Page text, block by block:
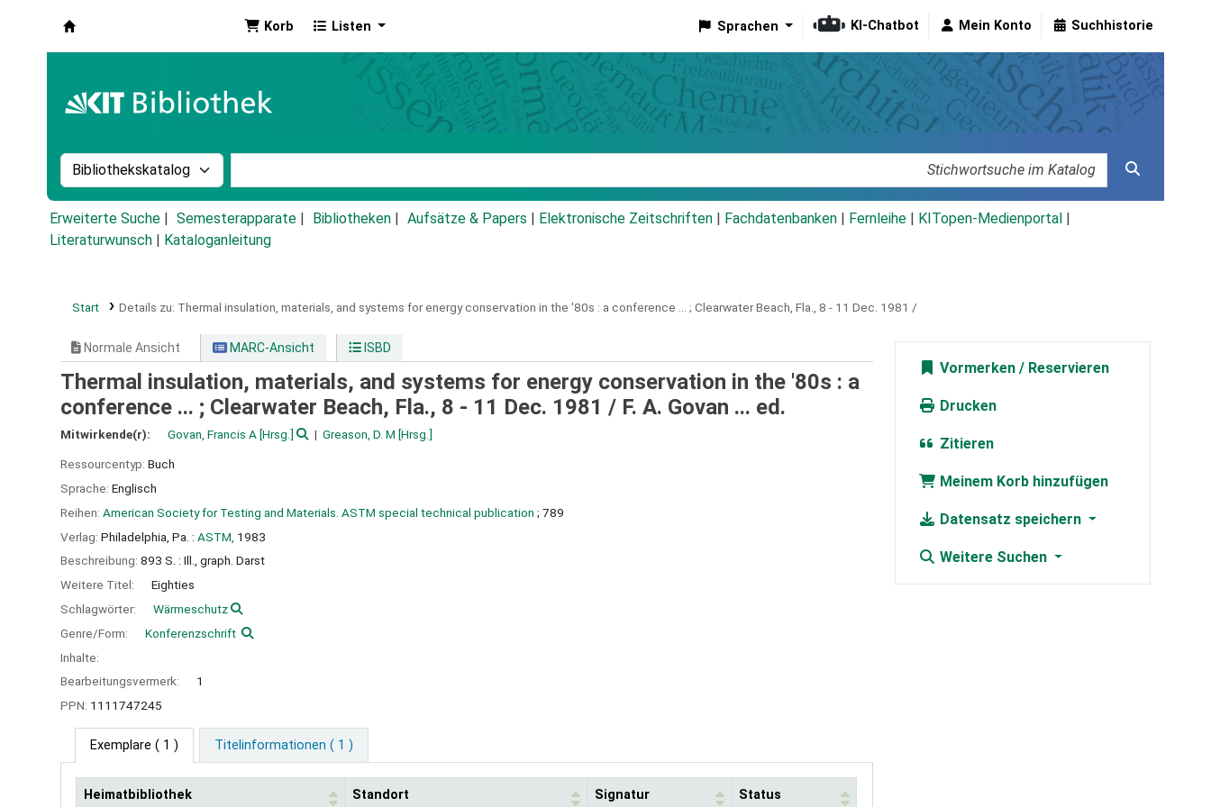
Korb Listen Sprachen KI-Chatbot Mein Konto Suchhistorie
Suche im Katalog nach:
Erweiterte Suche Semesterapparate Bibliotheken Aufsätze & Papers Elektronische Zeitschriften Fachdatenbanken Fernleihe KITopen-Medienportal
Literaturwunsch
Kataloganleitung
Start Details zu: Thermal insulation, materials, and systems for energy conservation in the '80s : a conference ... ; Clearwater Beach, Fla., 8 - 11 Dec. 1981 /
Normale Ansicht MARC-Ansicht ISBD
Thermal insulation, materials, and systems for energy conservation in the '80s : a
conference ... ; Clearwater Beach, Fla., 8 - 11 Dec. 1981 / F. A. Govan ... ed.
Mitwirkende(r): Govan, Francis A [Hrsg.] Greason, D. M [Hrsg.]
Ressourcentyp: Buch
Sprache: Englisch
Reihen: American Society for Testing and Materials. ASTM special technical publication ; 789
Verlag: Philadelphia, Pa. : ASTM, 1983
Beschreibung: 893 S. : Ill., graph. Darst
Weitere Titel:
Eighties
Schlagwörter:
Wärmeschutz
Genre/Form:
Konferenzschrift
Inhalte:
Bearbeitungsvermerk:
1
PPN: 1111747245
Exemplare ( 1 ) Titelinformationen ( 1 )
Heimatbibliothek Standort Signatur Status
Vormerken
Drucken
Zitieren
Meinem Korb hinzufügen
Datensatz speichern
Weitere Suchen